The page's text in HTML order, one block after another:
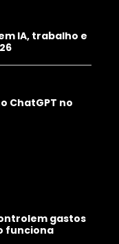
IA, trabalho e
ChatGPT no
gastos
funciona